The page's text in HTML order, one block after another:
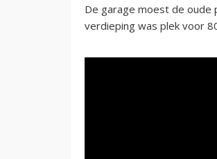
De garage moest de oude
verdieping was plek voor